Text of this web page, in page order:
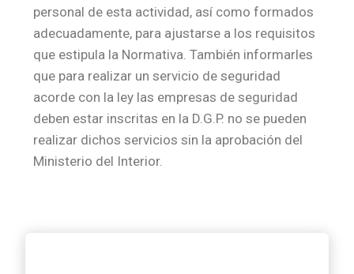
personal de esta actividad, así como formados
adecuadamente, para ajustarse a los requisitos
que estipula la Normativa. También informarles
que para realizar un servicio de seguridad
acorde con la ley las empresas de seguridad
deben estar inscritas en la D.G.P. no se pueden
realizar dichos servicios sin la aprobación del
Ministerio del Interior.